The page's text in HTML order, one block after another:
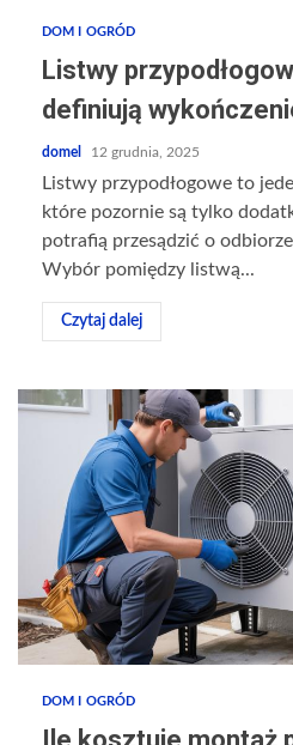
DOM I OGRÓD
Listwy
definiują
domel 12 grudnia, 2025
Listwy przypodłogowe to
które pozornie są tylko
potrafią przesądzić o
Wybór pomiędzy listwą...
Czytaj dalej
DOM I OGRÓD